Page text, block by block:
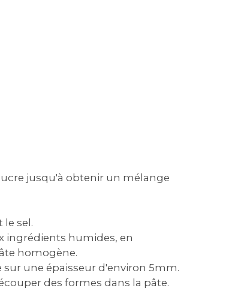
jusqu'à obtenir un mélange
le sel.
ingrédients humides, en
homogène.
une épaisseur d'environ 5mm.
des formes dans la pâte.